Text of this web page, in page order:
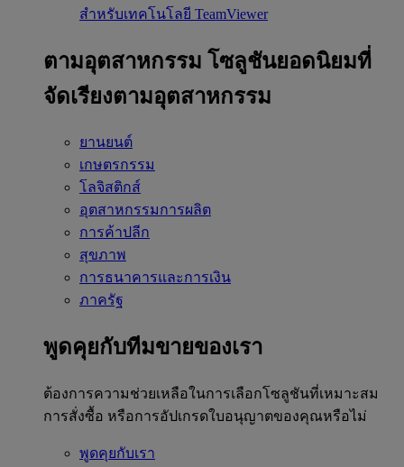
สำหรับเทคโนโลยี TeamViewer
ตามอุตสาหกรรม โซลูชันยอดนิยมที่
จัดเรียงตามอุตสาหกรรม
ยานยนต์
เกษตรกรรม
โลจิสติกส์
อุตสาหกรรมการผลิต
การค้าปลีก
สุขภาพ
การธนาคารและการเงิน
ภาครัฐ
พูดคุยกับทีมขายของเรา
ต้องการความช่วยเหลือในการเลือกโซลูชันที่เหมาะสม
การสั่งซื้อ หรือการอัปเกรดใบอนุญาตของคุณหรือไม่
พูดคุยกับเรา